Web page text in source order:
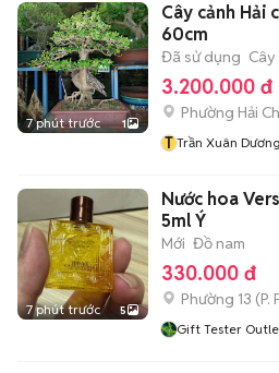
7 phút trước 1
Cây cảnh Hải
60cm
Đã sử dụng
3.200.000 đ
Phường Hải
T Trần Xuân Dương
7 phút trước 5
Nước hoa
5ml Ý
Mới Đồ nam
330.000 đ
Phường 13 (P.
Gift Tester